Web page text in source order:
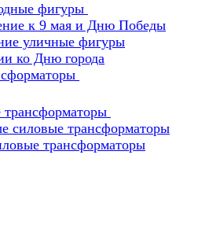
фигуры
к 9 мая и Дню Победы
уличные фигуры
ко Дню города
силовые трансформаторы
трансформаторы